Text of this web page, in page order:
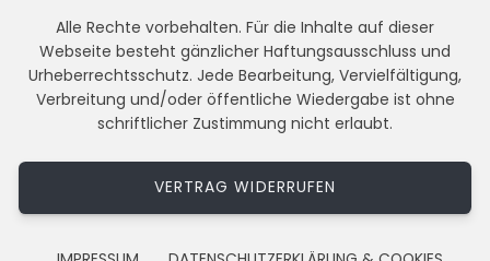
Alle Rechte vorbehalten. Für die Inhalte auf dieser
Webseite besteht gänzlicher Haftungsausschluss und
Urheberrechtsschutz. Jede Bearbeitung, Vervielfältigung,
Verbreitung und/oder öffentliche Wiedergabe ist ohne
schriftlicher Zustimmung nicht erlaubt.
VERTRAG WIDERRUFEN